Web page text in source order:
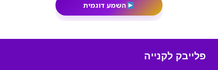
השמע דוגמית
פלייבק לקנייה